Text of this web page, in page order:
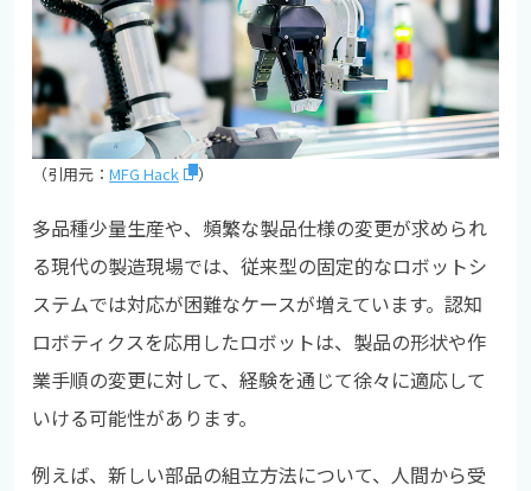
（引用元： MFG Hack ）
多品種少量生産や、頻繁な製品仕様の変更が求められ
る現代の製造現場では、従来型の固定的なロボットシ
ステムでは対応が困難なケースが増えています。認知
ロボティクスを応用したロボットは、製品の形状や作
業手順の変更に対して、経験を通じて徐々に適応して
いける可能性があります。
例えば、新しい部品の組立方法について、人間から受